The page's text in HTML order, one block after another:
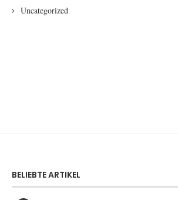
Uncategorized
BELIEBTE ARTIKEL